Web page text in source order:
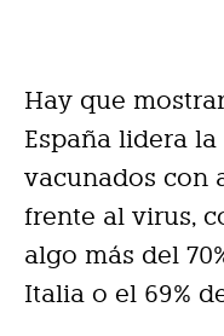
Hay que
España lidera
vacunados con
frente al virus,
algo más del
Italia o el 69%